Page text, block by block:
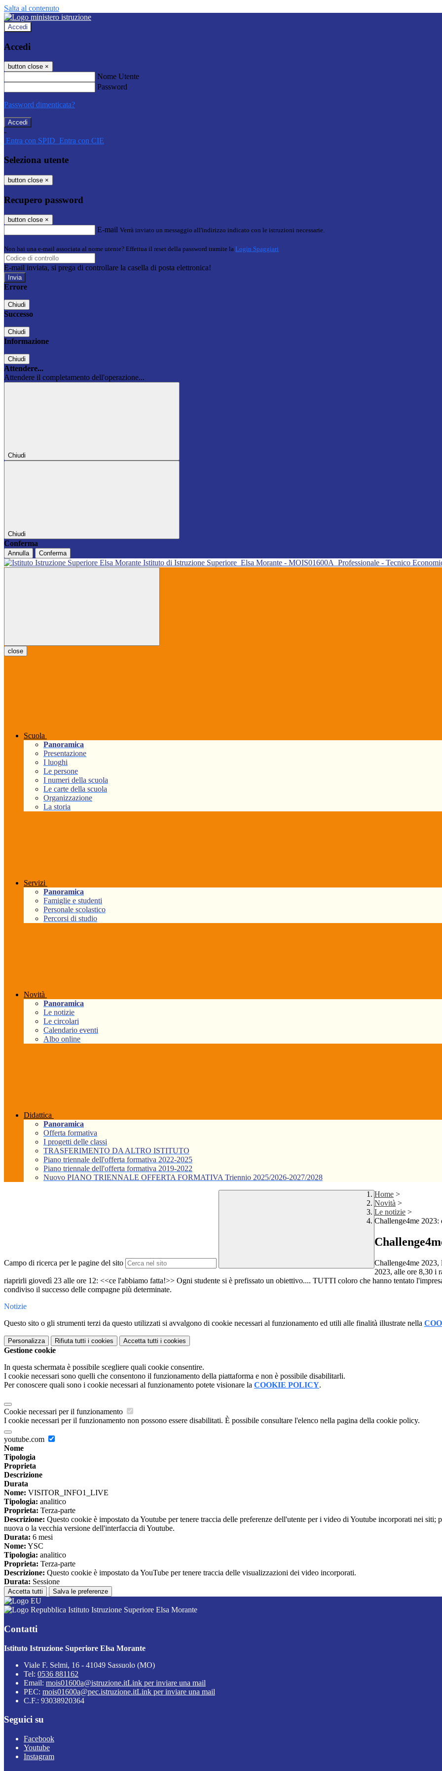
Salta al contenuto
Accedi
Accedi
button close ×
Nome Utente
Password
Password dimenticata?
-
Entra con SPID Entra con CIE
Seleziona utente
button close ×
Recupero password
button close ×
E-mail Verrà inviato un messaggio all'indirizzo indicato con le istruzioni necessarie.
Non hai una e-mail associata al nome utente? Effettua il reset della password tramite la Login Spaggiari
E-mail inviata, si prega di controllare la casella di posta elettronica!
Errore
Chiudi
Successo
Chiudi
Informazione
Chiudi
Attendere...
Attendere il completamento dell'operazione...
Chiudi
Chiudi
Conferma
Annulla Conferma
Istituto di Istruzione Superiore Elsa Morante - MOIS01600A Professionale - Tecnico
close
Scuola
Panoramica
Presentazione
I luoghi
Le persone
I numeri della scuola
Le carte della scuola
Organizzazione
La storia
Servizi
Panoramica
Famiglie e studenti
Personale scolastico
Percorsi di studio
Novità
Panoramica
Le notizie
Le circolari
Calendario eventi
Albo online
Didattica
Panoramica
Offerta formativa
I progetti delle classi
TRASFERIMENTO DA ALTRO ISTITUTO
Piano triennale dell'offerta formativa 2022-2025
Piano triennale dell'offerta formativa 2019-2022
Nuovo PIANO TRIENNALE OFFERTA FORMATIVA Triennio 2025/2026-2027/2028
Campo di ricerca per le pagine del sito
Home >
Novità >
Le notizie >
Challenge4me 2023:
Challenge4me 2023,
2023, alle ore 8,30 i
riaprirli giovedì 23 alle ore 12: <<ce l'abbiamo fatta!>> Ogni studente si è prefissato un obiettivo.... TUTTI coloro che hanno tentato
condiviso il successo delle compagne più determinate.
Notizie
Questo sito o gli strumenti terzi da questo utilizzati si avvalgono di cookie necessari al funzionamento ed utili alle finalità illustrate nella
Personalizza Rifiuta tutti i cookies Accetta tutti i cookies
Gestione cookie
In questa schermata è possibile scegliere quali cookie consentire.
I cookie necessari sono quelli che consentono il funzionamento della piattaforma e non è possibile disabilitarli.
Per conoscere quali sono i cookie necessari al funzionamento potete visionare la COOKIE POLICY.
Cookie necessari per il funzionamento
I cookie necessari per il funzionamento non possono essere disabilitati. È possibile consultare l'elenco nella pagina della cookie policy.
youtube.com
Nome
Tipologia
Proprieta
Descrizione
Durata
Nome: VISITOR_INFO1_LIVE
Tipologia: analitico
Proprieta: Terza-parte
Descrizione: Questo cookie è impostato da Youtube per tenere traccia delle preferenze dell'utente per i video di Youtube incorporati nei
nuova o la vecchia versione dell'interfaccia di Youtube.
Durata: 6 mesi
Nome: YSC
Tipologia: analitico
Proprieta: Terza-parte
Descrizione: Questo cookie è impostato da YouTube per tenere traccia delle visualizzazioni dei video incorporati.
Durata: Sessione
Accetta tutti Salva le preferenze
Istituto Istruzione Superiore Elsa Morante
Contatti
Istituto Istruzione Superiore Elsa Morante
Viale F. Selmi, 16 - 41049 Sassuolo (MO)
Tel: 0536 881162
Email: mois01600a@istruzione.itLink per inviare una mail
PEC: mois01600a@pec.istruzione.itLink per inviare una mail
C.F.: 93038920364
Seguici su
Facebook
Youtube
Instagram